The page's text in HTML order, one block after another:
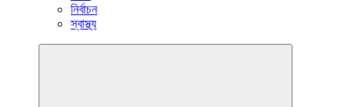
নির্বাচন
স্বাস্থ্য